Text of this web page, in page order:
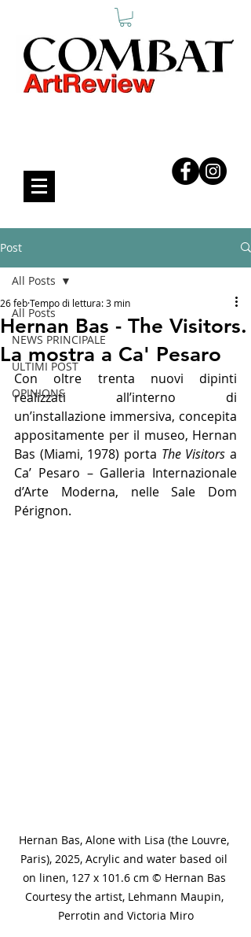
Post
All Posts
NEWS PRINCIPALE
ULTIMI POST
OPINIONS
All Posts
Hernan Bas - The Visitors.
La mostra a Ca' Pesaro
26 febTempo di lettura: 3 min
Con oltre trenta nuovi dipinti
realizzati all’interno di
un’installazione immersiva, concepita
appositamente per il museo, Hernan
Bas (Miami, 1978) porta The Visitors a
Ca’ Pesaro – Galleria Internazionale
d’Arte Moderna, nelle Sale Dom
Pérignon.
Hernan Bas, Alone with Lisa (the Louvre,
Paris), 2025, Acrylic and water based oil
on linen, 127 x 101.6 cm © Hernan Bas
Courtesy the artist, Lehmann Maupin,
Perrotin and Victoria Miro